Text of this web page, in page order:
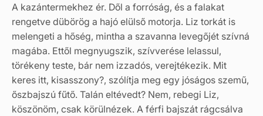
A kazántermekhez ér. Dől a forróság, és a falakat
rengetve dübörög a hajó elülső motorja. Liz torkát is
melengeti a hőség, mintha a szavanna levegőjét szívná
magába. Ettől megnyugszik, szívverése lelassul,
törékeny teste, bár nem izzadós, verejtékezik. Mit
keres itt, kisasszony?, szólítja meg egy jóságos szemű,
őszbajszú fűtő. Talán eltévedt? Nem, rebegi Liz,
köszönöm, csak körülnézek. A férfi bajszát rágcsálva